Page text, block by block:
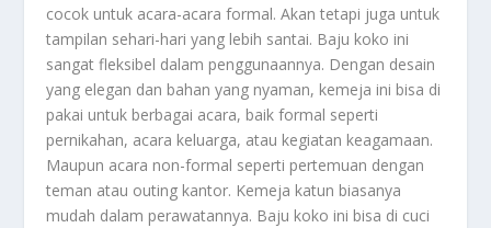
cocok untuk acara-acara formal. Akan tetapi juga untuk
tampilan sehari-hari yang lebih santai. Baju koko ini
sangat fleksibel dalam penggunaannya. Dengan desain
yang elegan dan bahan yang nyaman, kemeja ini bisa di
pakai untuk berbagai acara, baik formal seperti
pernikahan, acara keluarga, atau kegiatan keagamaan.
Maupun acara non-formal seperti pertemuan dengan
teman atau outing kantor. Kemeja katun biasanya
mudah dalam perawatannya. Baju koko ini bisa di cuci